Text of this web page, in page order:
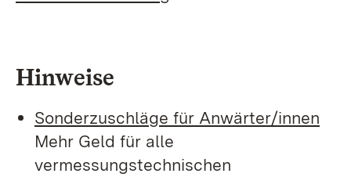
Hinweise
Sonderzuschläge für Anwärter/innen
Mehr Geld für alle
vermessungstechnischen